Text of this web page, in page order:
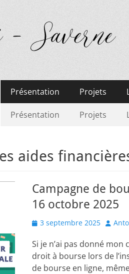
Présentation Projets
Présentation Projets
aides
Campagne de
16 octobre 2025
Posted
3 septembre 2025 Author
Si je n’ai pas donné
droit à bourse lors de
de bourse en ligne,